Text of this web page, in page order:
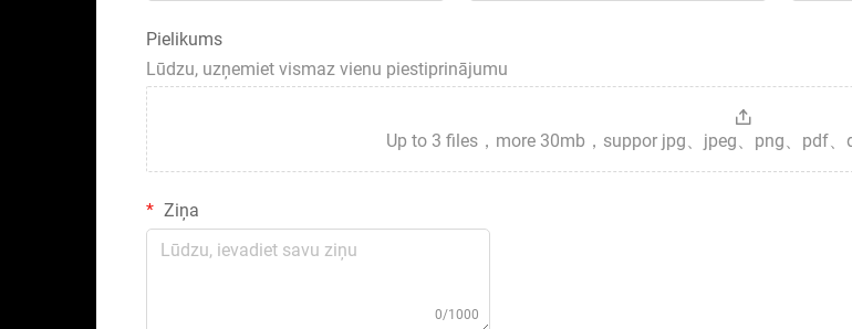
Pielikums
Lūdzu, uzņemiet vismaz vienu piestiprinājumu
Up to 3 files，more 30mb，suppor jpg、jpeg、png、pdf
Ziņa
0/1000